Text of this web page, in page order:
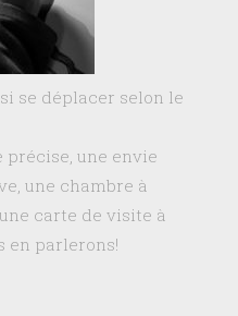
se déplacer selon le
précise, une envie
une chambre à
carte de visite à
en parlerons!